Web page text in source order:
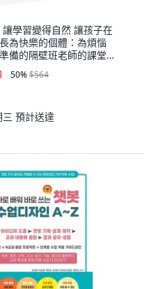
學習變得自然 讓孩子在
為快樂的個體：為煩惱
備的隔壁班老師的課堂
外11人
50%$564
預計送達